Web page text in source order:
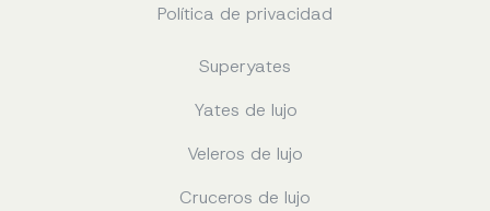
Política de privacidad
Superyates
Yates de lujo
Veleros de lujo
Cruceros de lujo